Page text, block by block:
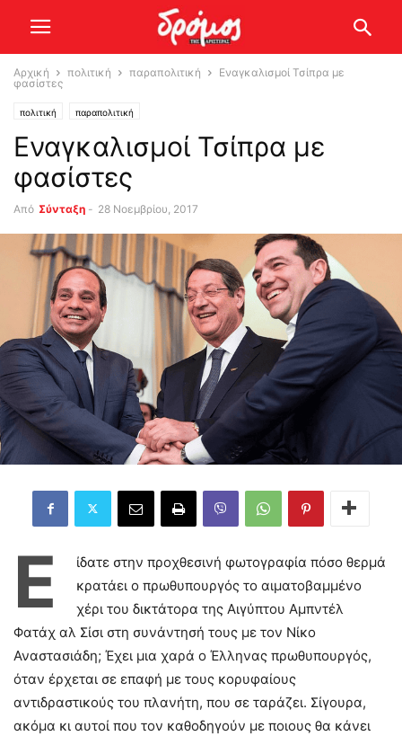
Αρχική πολιτική παραπολιτική
Εναγκαλισμοί Τσίπρα με
φασίστες
πολιτική παραπολιτική
Εναγκαλισμοί Τσίπρα με
φασίστες
Από Σύνταξη - 28 Νοεμβρίου, 2017
Ε
ίδατε στην προχθεσινή φωτογραφία πόσο θερμά
κρατάει ο πρωθυπουργός το αιματοβαμμένο
χέρι του δικτάτορα της Αιγύπτου Αμπντέλ
Φατάχ αλ Σίσι στη συνάντησή τους με τον Νίκο
Αναστασιάδη; Έχει μια χαρά ο Έλληνας πρωθυπουργός,
όταν έρχεται σε επαφή με τους κορυφαίους
αντιδραστικούς του πλανήτη, που σε ταράζει. Σίγουρα,
ακόμα κι αυτοί που τον καθοδηγούν με ποιους θα κάνει